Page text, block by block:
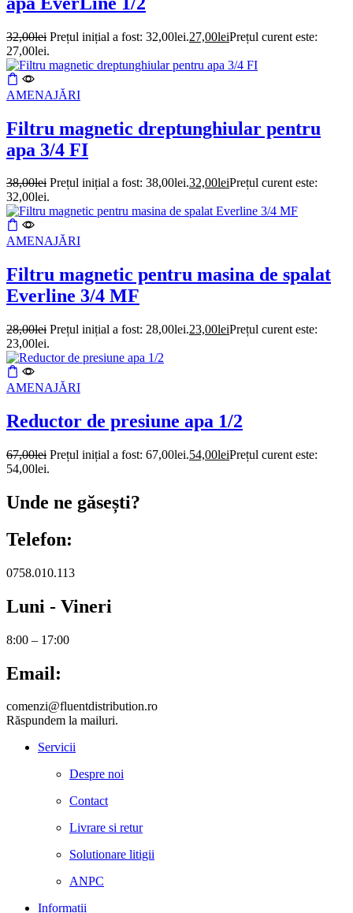
32,00lei Prețul inițial a fost: 32,00lei.27,00leiPrețul curent este:
27,00lei.
AMENAJĂRI
Filtru magnetic dreptunghiular pentru
apa 3/4 FI
38,00lei Prețul inițial a fost: 38,00lei.32,00leiPrețul curent este:
32,00lei.
AMENAJĂRI
Filtru magnetic pentru masina de spalat
Everline 3/4 MF
28,00lei Prețul inițial a fost: 28,00lei.23,00leiPrețul curent este:
23,00lei.
AMENAJĂRI
Reductor de presiune apa 1/2
67,00lei Prețul inițial a fost: 67,00lei.54,00leiPrețul curent este:
54,00lei.
Unde ne găsești?
Telefon:
0758.010.113
Luni - Vineri
8:00 – 17:00
Email:
comenzi@fluentdistribution.ro
Răspundem la mailuri.
Servicii
Despre noi
Contact
Livrare si retur
Solutionare litigii
ANPC
Informații